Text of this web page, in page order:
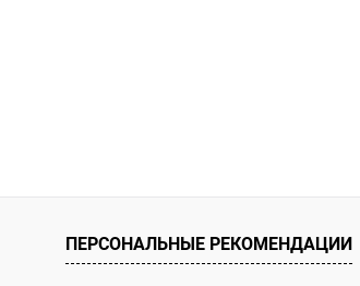
ПЕРСОНАЛЬНЫЕ РЕКОМЕНДАЦИИ